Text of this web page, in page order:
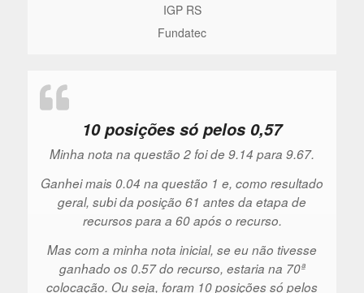
IGP RS
Fundatec
10 posições só pelos 0,57
Minha nota na questão 2 foi de 9.14 para 9.67.
Ganhei mais 0.04 na questão 1 e, como resultado
geral, subi da posição 61 antes da etapa de
recursos para a 60 após o recurso.
Mas com a minha nota inicial, se eu não tivesse
ganhado os 0.57 do recurso, estaria na 70ª
colocação. Ou seja, foram 10 posições só pelos